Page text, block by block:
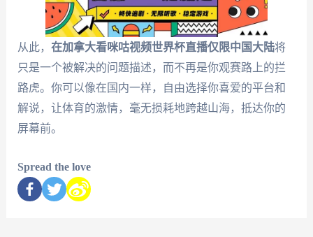
从此， 在加拿大看咪咕视频世界杯直播仅限中国大陆将
只是一个被解决的问题描述，而不再是你观赛路上的拦
路虎。你可以像在国内一样，自由选择你喜爱的平台和
解说，让体育的激情，毫无损耗地跨越山海，抵达你的
屏幕前。
Spread the love